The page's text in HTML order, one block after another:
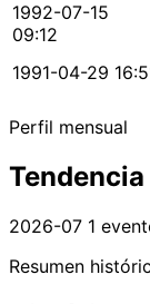
1992-07-15
09:12
1991-04-29
Perfil mensual
2026-07 1
Resumen